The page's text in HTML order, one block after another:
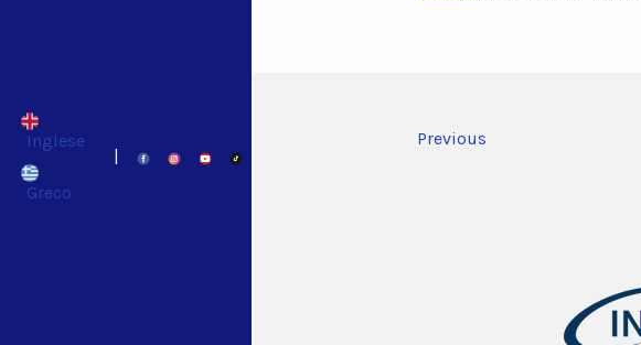
Inglese
Greco
Previous